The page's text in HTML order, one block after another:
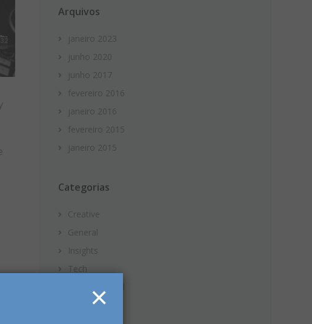
Arquivos
janeiro 2023
junho 2020
junho 2017
fevereiro 2016
janeiro 2016
fevereiro 2015
janeiro 2015
Categorias
Creative
General
Insights
Tech
×